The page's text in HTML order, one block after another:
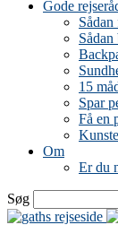
Gode
15
Spar
Få en
Om
Er du
Søg